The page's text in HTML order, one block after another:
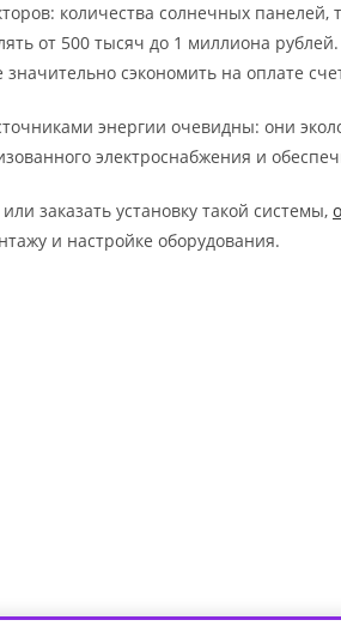
количества солнечных
от 500 тысяч до 1 миллиона
сэкономить на оплате
энергии очевидны: они
электроснабжения и
заказать установку такой системы,
и настройке оборудования.